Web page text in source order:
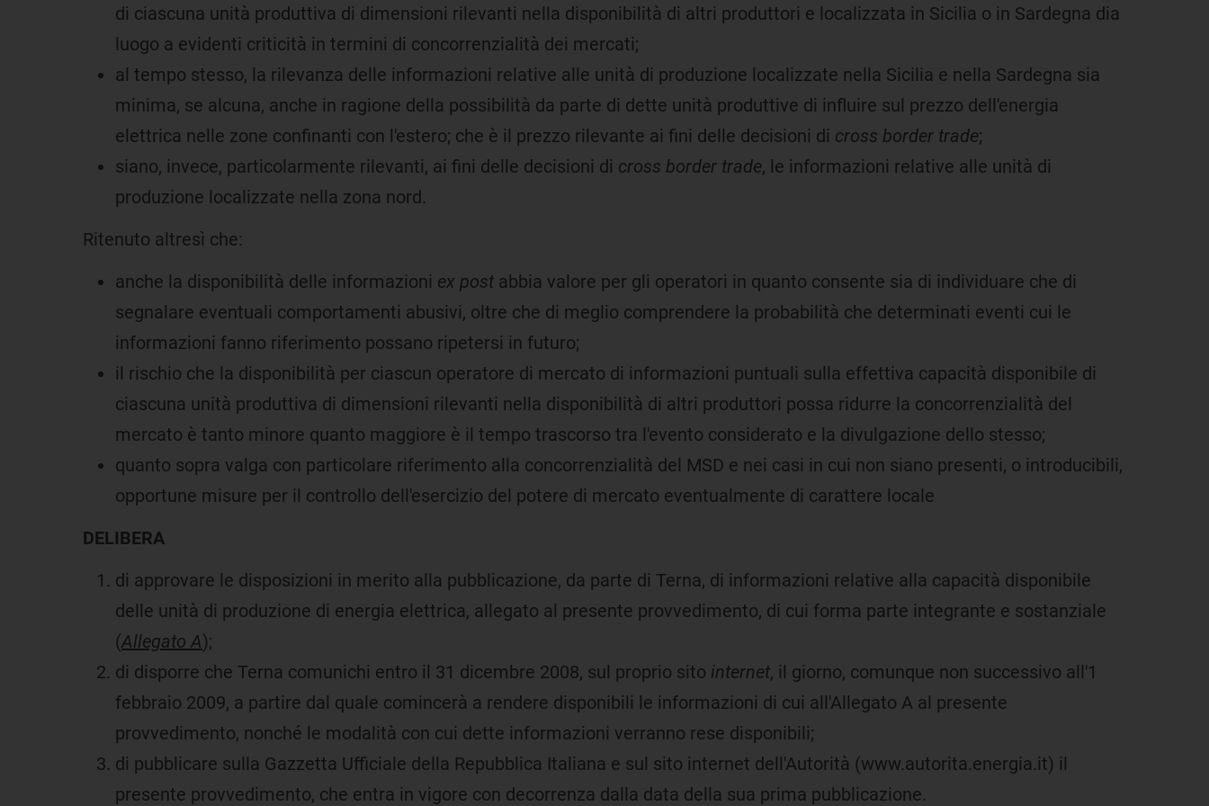
di ciascuna unità produttiva di dimensioni rilevanti nella disponibilità di altri produttori e localizzata in Sicilia o in Sardegna dia
luogo a evidenti criticità in termini di concorrenzialità dei mercati;
al tempo stesso, la rilevanza delle informazioni relative alle unità di produzione localizzate nella Sicilia e nella Sardegna sia
minima, se alcuna, anche in ragione della possibilità da parte di dette unità produttive di influire sul prezzo dell'energia
elettrica nelle zone confinanti con l'estero; che è il prezzo rilevante ai fini delle decisioni di cross border trade;
siano, invece, particolarmente rilevanti, ai fini delle decisioni di cross border trade, le informazioni relative alle unità di
produzione localizzate nella zona nord.
Ritenuto altresì che:
anche la disponibilità delle informazioni ex post abbia valore per gli operatori in quanto consente sia di individuare che di
segnalare eventuali comportamenti abusivi, oltre che di meglio comprendere la probabilità che determinati eventi cui le
informazioni fanno riferimento possano ripetersi in futuro;
il rischio che la disponibilità per ciascun operatore di mercato di informazioni puntuali sulla effettiva capacità disponibile di
ciascuna unità produttiva di dimensioni rilevanti nella disponibilità di altri produttori possa ridurre la concorrenzialità del
mercato è tanto minore quanto maggiore è il tempo trascorso tra l'evento considerato e la divulgazione dello stesso;
quanto sopra valga con particolare riferimento alla concorrenzialità del MSD e nei casi in cui non siano presenti, o introducibili,
opportune misure per il controllo dell'esercizio del potere di mercato eventualmente di carattere locale
DELIBERA
di approvare le disposizioni in merito alla pubblicazione, da parte di Terna, di informazioni relative alla capacità disponibile
delle unità di produzione di energia elettrica, allegato al presente provvedimento, di cui forma parte integrante e sostanziale
(Allegato A);
di disporre che Terna comunichi entro il 31 dicembre 2008, sul proprio sito internet, il giorno, comunque non successivo all'1
febbraio 2009, a partire dal quale comincerà a rendere disponibili le informazioni di cui all'Allegato A al presente
provvedimento, nonché le modalità con cui dette informazioni verranno rese disponibili;
di pubblicare sulla Gazzetta Ufficiale della Repubblica Italiana e sul sito internet dell'Autorità (www.autorita.energia.it) il
presente provvedimento, che entra in vigore con decorrenza dalla data della sua prima pubblicazione.